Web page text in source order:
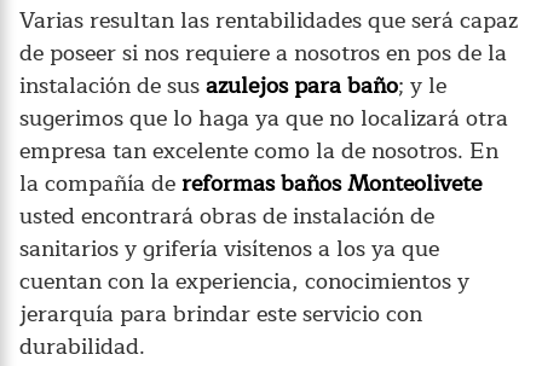
Varias resultan las rentabilidades que será capaz
de poseer si nos requiere a nosotros en pos de la
instalación de susazulejos para baño; y le
sugerimos que lo haga ya que no localizará otra
empresa tan excelente como la de nosotros. En
la compañía dereformas baños Monteolivete
usted encontrará obras de instalación de
sanitarios y grifería visítenos a los ya que
cuentan con la experiencia, conocimientos y
jerarquía para brindar este servicio con
durabilidad.